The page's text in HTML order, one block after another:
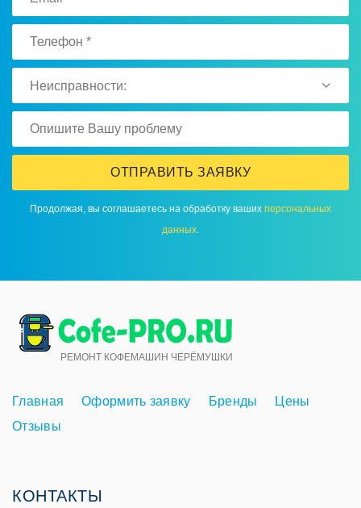
Неисправности:
ОТПРАВИТЬ ЗАЯВКУ
Продолжая, вы соглашаетесь на обработку ваших персональных
данных
РЕМОНТ КОФЕМАШИН ЧЕРЁМУШКИ
Главная Оформить заявку Бренды
Цены
Отзывы
КОНТАКТЫ